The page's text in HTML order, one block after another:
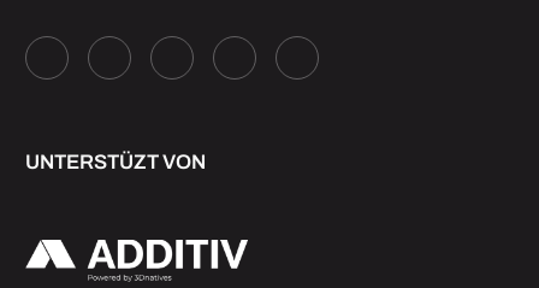
UNTERSTÜZT VON